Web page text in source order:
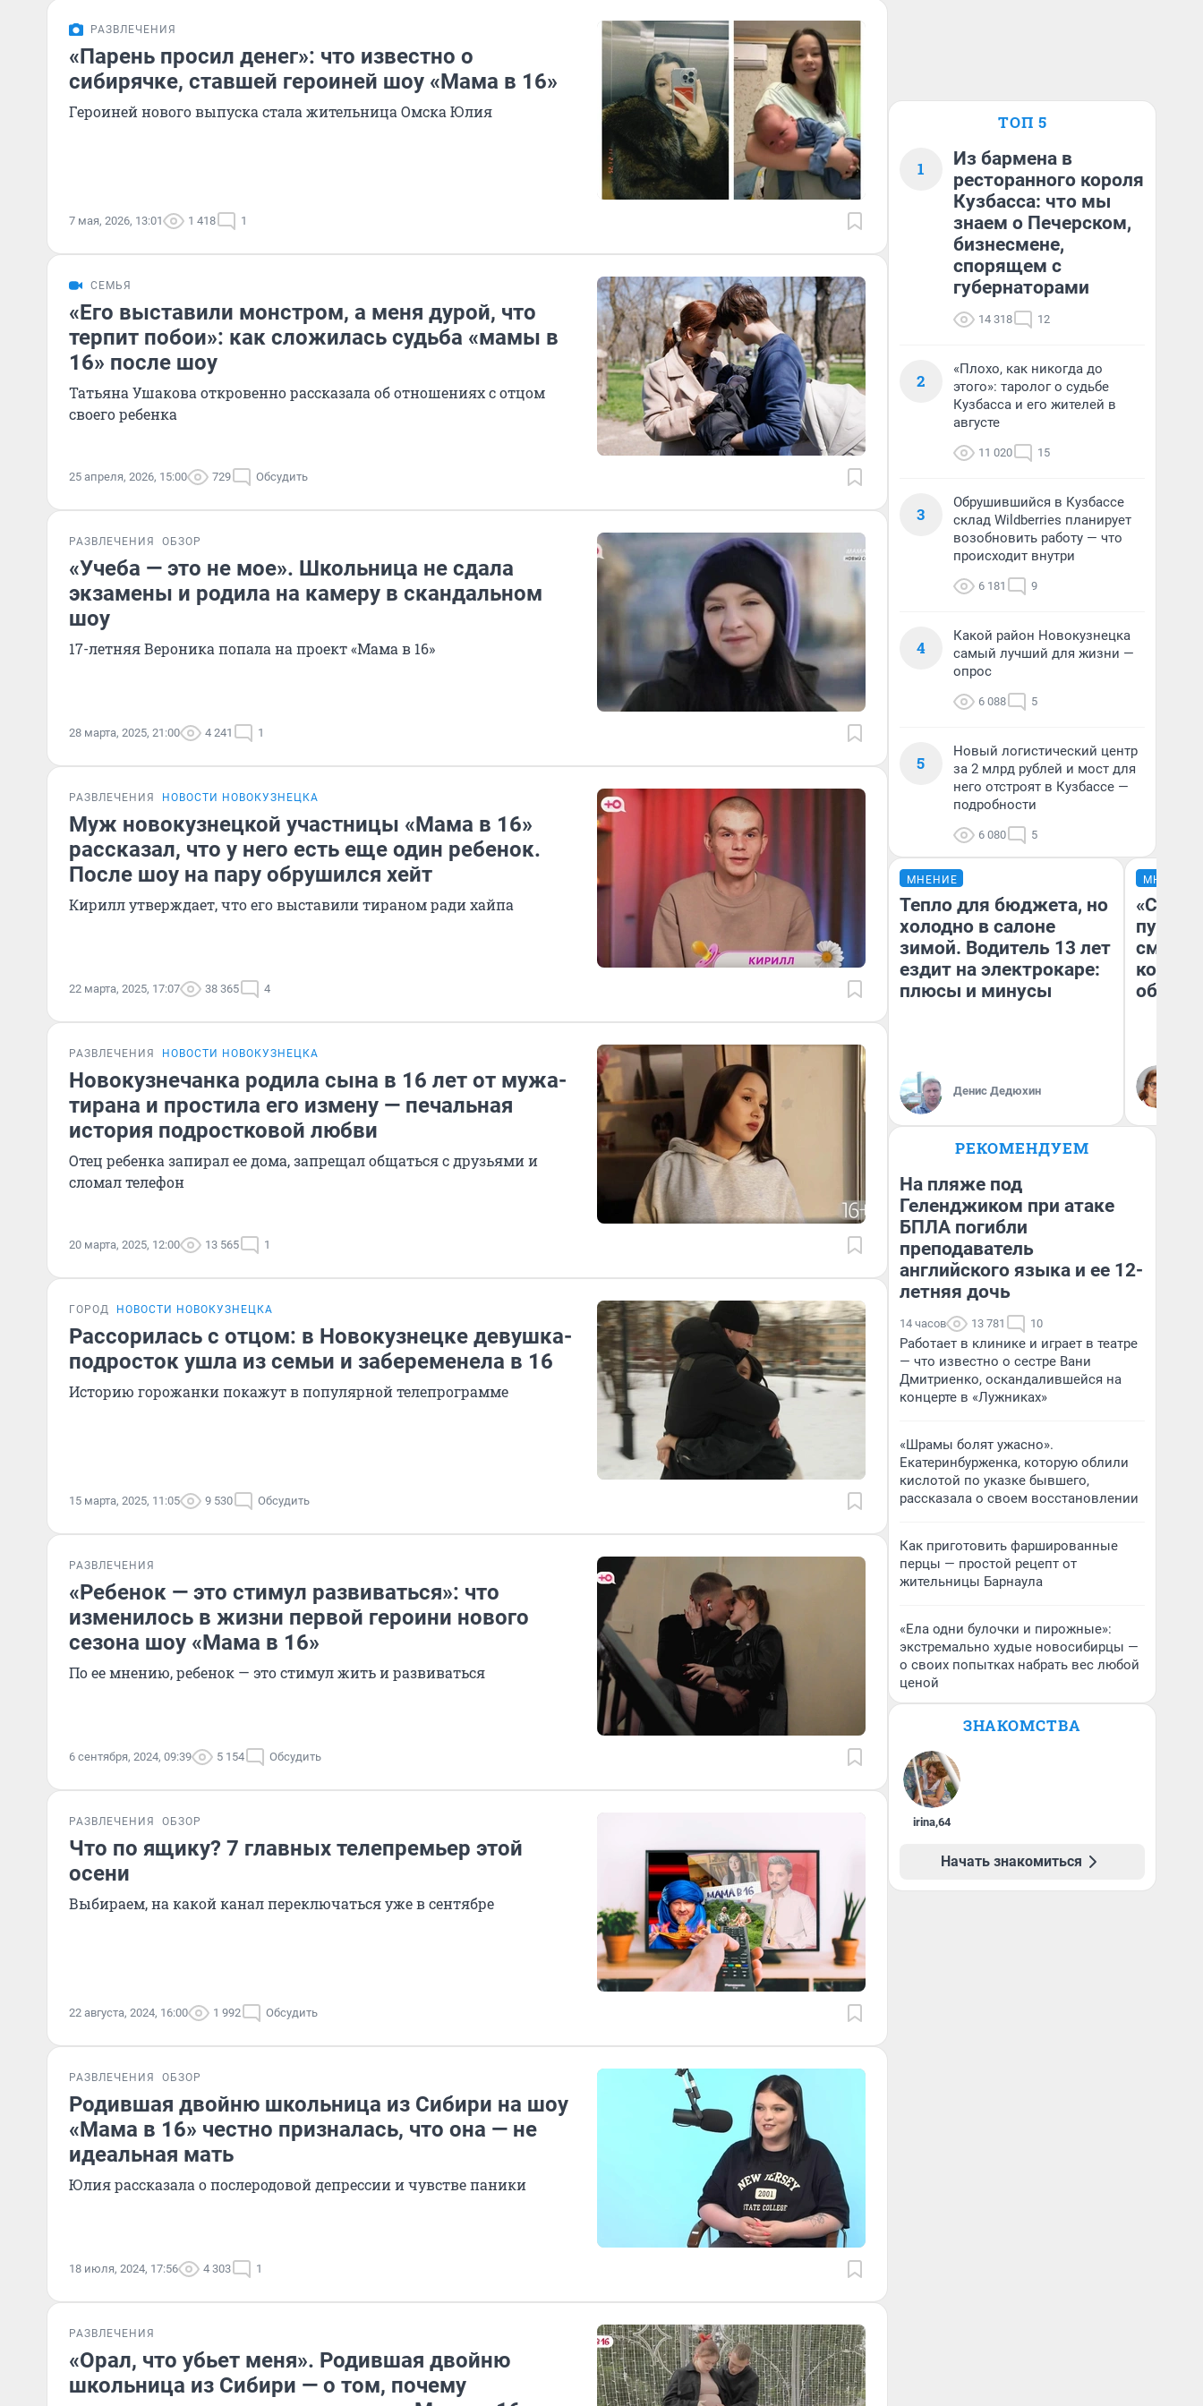
РАЗВЛЕЧЕНИЯ
«Парень просил денег»: что известно о
сибирячке, ставшей героиней шоу «Мама в 16»
Героиней нового выпуска стала жительница Омска Юлия
7 мая, 2026, 13:01 1 418 1
СЕМЬЯ
«Его выставили монстром, а меня дурой, что
терпит побои»: как сложилась судьба «мамы в
16» после шоу
Татьяна Ушакова откровенно рассказала об отношениях с отцом
своего ребенка
25 апреля, 2026, 15:00 729 Обсудить
РАЗВЛЕЧЕНИЯ ОБЗОР
«Учеба — это не мое». Школьница не сдала
экзамены и родила на камеру в скандальном
шоу
17-летняя Вероника попала на проект «Мама в 16»
28 марта, 2025, 21:00 4 241 1
РАЗВЛЕЧЕНИЯ НОВОСТИ НОВОКУЗНЕЦКА
Муж новокузнецкой участницы «Мама в 16»
рассказал, что у него есть еще один ребенок.
После шоу на пару обрушился хейт
Кирилл утверждает, что его выставили тираном ради хайпа
22 марта, 2025, 17:07 38 365 4
РАЗВЛЕЧЕНИЯ НОВОСТИ НОВОКУЗНЕЦКА
Новокузнечанка родила сына в 16 лет от мужа-
тирана и простила его измену — печальная
история подростковой любви
Отец ребенка запирал ее дома, запрещал общаться с друзьями и
сломал телефон
20 марта, 2025, 12:00 13 565 1
ГОРОД НОВОСТИ НОВОКУЗНЕЦКА
Рассорилась с отцом: в Новокузнецке девушка-
подросток ушла из семьи и забеременела в 16
Историю горожанки покажут в популярной телепрограмме
15 марта, 2025, 11:05 9 530 Обсудить
РАЗВЛЕЧЕНИЯ
«Ребенок — это стимул развиваться»: что
изменилось в жизни первой героини нового
сезона шоу «Мама в 16»
По ее мнению, ребенок — это стимул жить и развиваться
6 сентября, 2024, 09:39 5 154 Обсудить
РАЗВЛЕЧЕНИЯ ОБЗОР
Что по ящику? 7 главных телепремьер этой
осени
Выбираем, на какой канал переключаться уже в сентябре
22 августа, 2024, 16:00 1 992 Обсудить
РАЗВЛЕЧЕНИЯ ОБЗОР
Родившая двойню школьница из Сибири на шоу
«Мама в 16» честно призналась, что она — не
идеальная мать
Юлия рассказала о послеродовой депрессии и чувстве паники
18 июля, 2024, 17:56 4 303 1
РАЗВЛЕЧЕНИЯ
«Орал, что убьет меня». Родившая двойню
школьница из Сибири — о том, почему
ТОП 5
1
Из бармена в
ресторанного короля
Кузбасса: что мы
знаем о Печерском,
бизнесмене,
спорящем с
губернаторами
14 318 12
2
«Плохо, как никогда до
этого»: таролог о судьбе
Кузбасса и его жителей в
августе
11 020 15
3
Обрушившийся в Кузбассе
склад Wildberries планирует
возобновить работу — что
происходит внутри
6 181 9
4
Какой район Новокузнецка
самый лучший для жизни —
опрос
6 088 5
5
Новый логистический центр
за 2 млрд рублей и мост для
него отстроят в Кузбассе —
подробности
6 080 5
МНЕНИЕ
Тепло для бюджета, но
холодно в салоне
зимой. Водитель 13 лет
ездит на электрокаре:
плюсы и минусы
Денис Дедюхин
МНЕНИЕ
РЕКОМЕНДУЕМ
На пляже под
Геленджиком при атаке
БПЛА погибли
преподаватель
английского языка и ее 12-
летняя дочь
14 часов 13 781 10
Работает в клинике и играет в театре
— что известно о сестре Вани
Дмитриенко, оскандалившейся на
концерте в «Лужниках»
«Шрамы болят ужасно».
Екатеринбурженка, которую облили
кислотой по указке бывшего,
рассказала о своем восстановлении
Как приготовить фаршированные
перцы — простой рецепт от
жительницы Барнаула
«Ела одни булочки и пирожные»:
экстремально худые новосибирцы —
о своих попытках набрать вес любой
ценой
ЗНАКОМСТВА
irina,64
Начать знакомиться